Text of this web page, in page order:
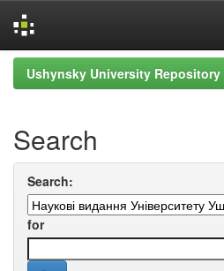
Skip
navigation
Ushynsky University Repository
Search
Search:
for